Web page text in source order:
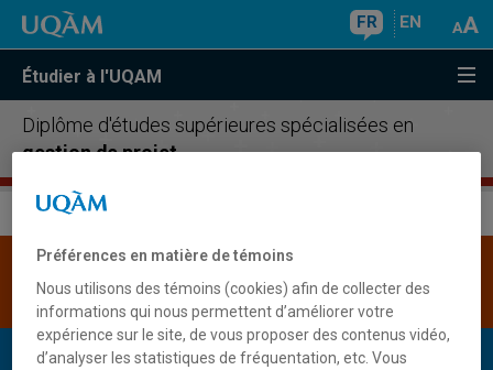
FR EN
Étudier à l'UQAM
Diplôme d'études supérieures spécialisées en
gestion de projet
disponible.Cliquez ici pour la consulter.
Présentation du programme
Préférences en matière de témoins
Nous utilisons des témoins (cookies) afin de collecter des
informations qui nous permettent d’améliorer votre
expérience sur le site, de vous proposer des contenus vidéo,
d’analyser les statistiques de fréquentation, etc. Vous